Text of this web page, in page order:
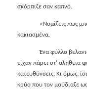
σκόρπιζε σαν καπνό.
«Νομίζεις πως
κακιασμένα.
Ένα φύλλο
είχαν πάρει στ' αλήθεια
κατευθύνσεις. Κι όμως,
κρύο που τον μούδιαζε